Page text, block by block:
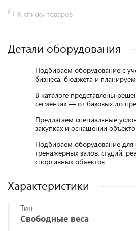
К списку товаров
Детали оборудования
Подбираем оборудование с
бизнеса, бюджета и
В каталоге представлены
сегментах — от базовых до
Предлагаем специальные
закупках и оснащении
Подбираем оборудование для
тренажёрных залов, студий,
спортивных объектов
Характеристики
Тип
Свободные веса